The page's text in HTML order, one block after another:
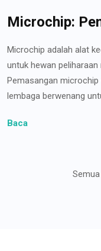
Microchip:
Microchip adalah alat
untuk hewan
Pemasangan
lembaga berwenang
Baca